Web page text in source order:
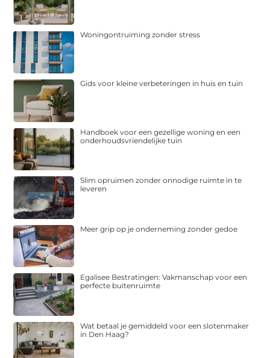
Woningontruiming zonder stress
Gids voor kleine verbeteringen in huis en tuin
Handboek voor een gezellige woning en een
onderhoudsvriendelijke tuin
Slim opruimen zonder onnodige ruimte in te
leveren
Meer grip op je onderneming zonder gedoe
Egalisee Bestratingen: Vakmanschap voor een
perfecte buitenruimte
Wat betaal je gemiddeld voor een slotenmaker
in Den Haag?